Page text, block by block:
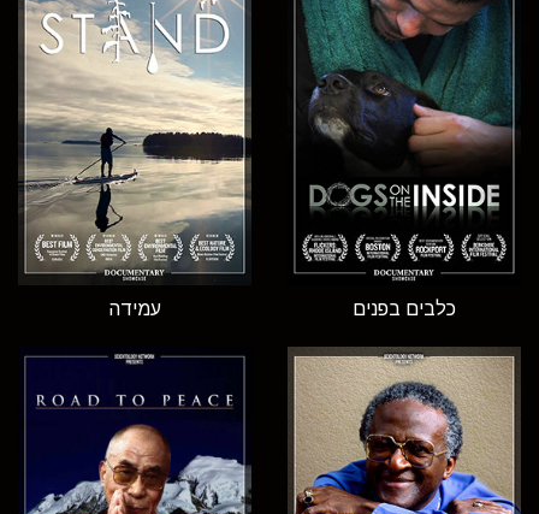
כלבים בפנים עמידה